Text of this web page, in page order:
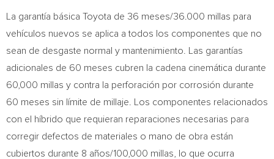
La garantía básica Toyota de 36 meses/36.000 millas para
vehículos nuevos se aplica a todos los componentes que no
sean de desgaste normal y mantenimiento. Las garantías
adicionales de 60 meses cubren la cadena cinemática durante
60,000 millas y contra la perforación por corrosión durante
60 meses sin límite de millaje. Los componentes relacionados
con el híbrido que requieran reparaciones necesarias para
corregir defectos de materiales o mano de obra están
cubiertos durante 8 años/100,000 millas, lo que ocurra